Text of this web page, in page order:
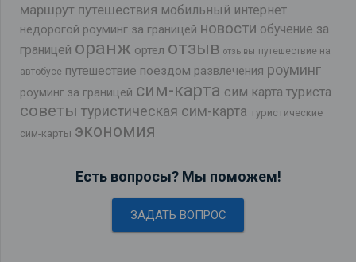
маршрут путешествия мобильный интернет
недорогой роуминг за границей новости обучение за
границей оранж ортел отзыв отзывы путешествие на
автобусе путешествие поездом развлечения роуминг
роуминг за границей сим-карта сим карта туриста
советы туристическая сим-карта туристические
сим-карты экономия
Есть вопросы? Мы поможем!
ЗАДАТЬ ВОПРОС